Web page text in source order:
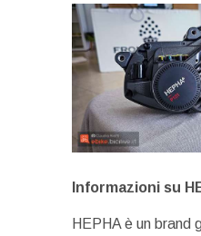
Informazioni su
HEPHA è un brand